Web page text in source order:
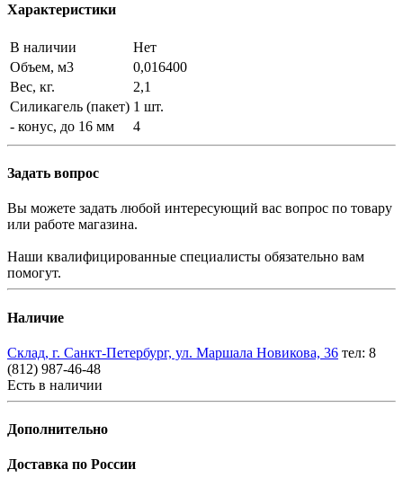
Характеристики
В наличии
Нет
Объем, м3
0,016400
Вес, кг.
2,1
Силикагель (пакет) 1 шт.
- конус, до 16 мм
4
Задать вопрос
Вы можете задать любой интересующий вас вопрос по товару
или работе магазина.
Наши квалифицированные специалисты обязательно вам
помогут.
Наличие
Склад, г. Санкт-Петербург, ул. Маршала Новикова, 36 тел: 8
(812) 987-46-48
Есть в наличии
Дополнительно
Доставка по России